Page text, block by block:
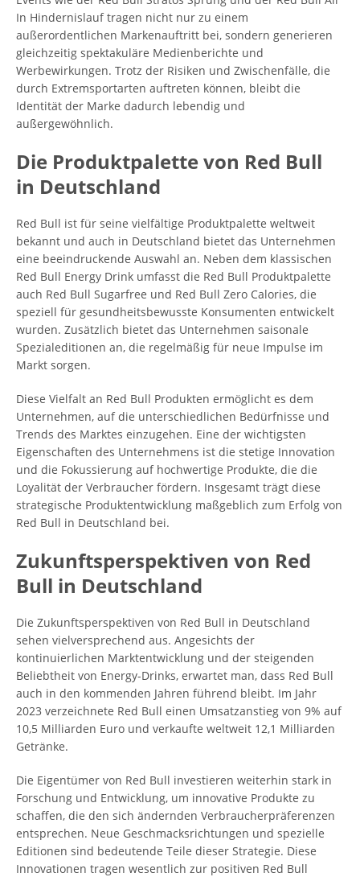
In Hindernislauf tragen nicht nur zu einem
außerordentlichen Markenauftritt bei, sondern generieren
gleichzeitig spektakuläre Medienberichte und
Werbewirkungen. Trotz der Risiken und Zwischenfälle, die
durch Extremsportarten auftreten können, bleibt die
Identität der Marke dadurch lebendig und
außergewöhnlich.
Die Produktpalette von Red Bull
in Deutschland
Red Bull ist für seine vielfältige Produktpalette weltweit
bekannt und auch in Deutschland bietet das Unternehmen
eine beeindruckende Auswahl an. Neben dem klassischen
Red Bull Energy Drink umfasst die Red Bull Produktpalette
auch Red Bull Sugarfree und Red Bull Zero Calories, die
speziell für gesundheitsbewusste Konsumenten entwickelt
wurden. Zusätzlich bietet das Unternehmen saisonale
Spezialeditionen an, die regelmäßig für neue Impulse im
Markt sorgen.
Diese Vielfalt an Red Bull Produkten ermöglicht es dem
Unternehmen, auf die unterschiedlichen Bedürfnisse und
Trends des Marktes einzugehen. Eine der wichtigsten
Eigenschaften des Unternehmens ist die stetige Innovation
und die Fokussierung auf hochwertige Produkte, die die
Loyalität der Verbraucher fördern. Insgesamt trägt diese
strategische Produktentwicklung maßgeblich zum Erfolg von
Red Bull in Deutschland bei.
Zukunftsperspektiven von Red
Bull in Deutschland
Die Zukunftsperspektiven von Red Bull in Deutschland
sehen vielversprechend aus. Angesichts der
kontinuierlichen Marktentwicklung und der steigenden
Beliebtheit von Energy-Drinks, erwartet man, dass Red Bull
auch in den kommenden Jahren führend bleibt. Im Jahr
2023 verzeichnete Red Bull einen Umsatzanstieg von 9% auf
10,5 Milliarden Euro und verkaufte weltweit 12,1 Milliarden
Getränke.
Die Eigentümer von Red Bull investieren weiterhin stark in
Forschung und Entwicklung, um innovative Produkte zu
schaffen, die den sich ändernden Verbraucherpräferenzen
entsprechen. Neue Geschmacksrichtungen und spezielle
Editionen sind bedeutende Teile dieser Strategie. Diese
Innovationen tragen wesentlich zur positiven Red Bull